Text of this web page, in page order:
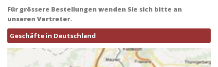
Für grössere Bestellungen wenden Sie sich bitte an
unseren Vertreter.
Geschäfte in Deutschland